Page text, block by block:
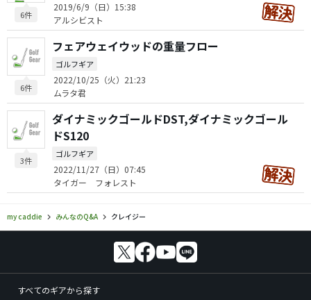
6件
2019/6/9（日）15:38
アルシビスト
6件
フェアウェイウッドの重量フロー
ゴルフギア
2022/10/25（火）21:23
ムラタ君
3件
ダイナミックゴールドDST,ダイナミックゴール
ドS120
ゴルフギア
2022/11/27（日）07:45
タイガー フォレスト
my caddie みんなのQ&A クレイジー
すべてのギアから探す